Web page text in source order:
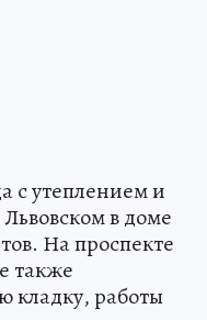
с утеплением и
в доме
На проспекте
также
кладку, работы